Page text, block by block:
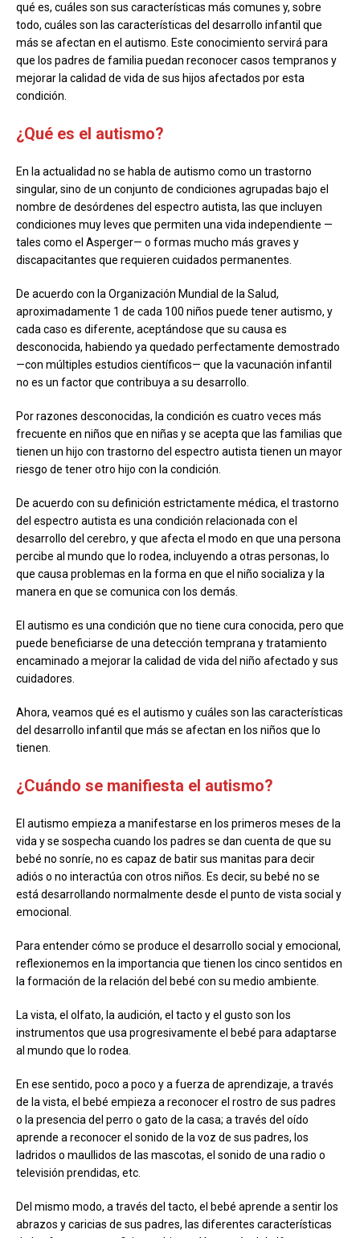
qué es, cuáles son sus características más comunes y, sobre
todo, cuáles son las características del desarrollo infantil que
más se afectan en el autismo. Este conocimiento servirá para
que los padres de familia puedan reconocer casos tempranos y
mejorar la calidad de vida de sus hijos afectados por esta
condición.
¿Qué es el autismo?
En la actualidad no se habla de autismo como un trastorno
singular, sino de un conjunto de condiciones agrupadas bajo el
nombre de desórdenes del espectro autista, las que incluyen
condiciones muy leves que permiten una vida independiente —
tales como el Asperger— o formas mucho más graves y
discapacitantes que requieren cuidados permanentes.
De acuerdo con la Organización Mundial de la Salud,
aproximadamente 1 de cada 100 niños puede tener autismo, y
cada caso es diferente, aceptándose que su causa es
desconocida, habiendo ya quedado perfectamente demostrado
—con múltiples estudios científicos— que la vacunación infantil
no es un factor que contribuya a su desarrollo.
Por razones desconocidas, la condición es cuatro veces más
frecuente en niños que en niñas y se acepta que las familias que
tienen un hijo con trastorno del espectro autista tienen un mayor
riesgo de tener otro hijo con la condición.
De acuerdo con su definición estrictamente médica, el trastorno
del espectro autista es una condición relacionada con el
desarrollo del cerebro, y que afecta el modo en que una persona
percibe al mundo que lo rodea, incluyendo a otras personas, lo
que causa problemas en la forma en que el niño socializa y la
manera en que se comunica con los demás.
El autismo es una condición que no tiene cura conocida, pero que
puede beneficiarse de una detección temprana y tratamiento
encaminado a mejorar la calidad de vida del niño afectado y sus
cuidadores.
Ahora, veamos qué es el autismo y cuáles son las características
del desarrollo infantil que más se afectan en los niños que lo
tienen.
¿Cuándo se manifiesta el autismo?
El autismo empieza a manifestarse en los primeros meses de la
vida y se sospecha cuando los padres se dan cuenta de que su
bebé no sonríe, no es capaz de batir sus manitas para decir
adiós o no interactúa con otros niños. Es decir, su bebé no se
está desarrollando normalmente desde el punto de vista social y
emocional.
Para entender cómo se produce el desarrollo social y emocional,
reflexionemos en la importancia que tienen los cinco sentidos en
la formación de la relación del bebé con su medio ambiente.
La vista, el olfato, la audición, el tacto y el gusto son los
instrumentos que usa progresivamente el bebé para adaptarse
al mundo que lo rodea.
En ese sentido, poco a poco y a fuerza de aprendizaje, a través
de la vista, el bebé empieza a reconocer el rostro de sus padres
o la presencia del perro o gato de la casa; a través del oído
aprende a reconocer el sonido de la voz de sus padres, los
ladridos o maullidos de las mascotas, el sonido de una radio o
televisión prendidas, etc.
Del mismo modo, a través del tacto, el bebé aprende a sentir los
abrazos y caricias de sus padres, las diferentes características